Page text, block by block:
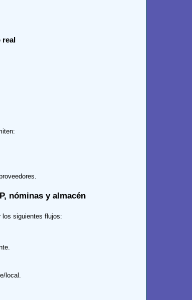
real
nóminas y almacén
los siguientes flujos:
local.